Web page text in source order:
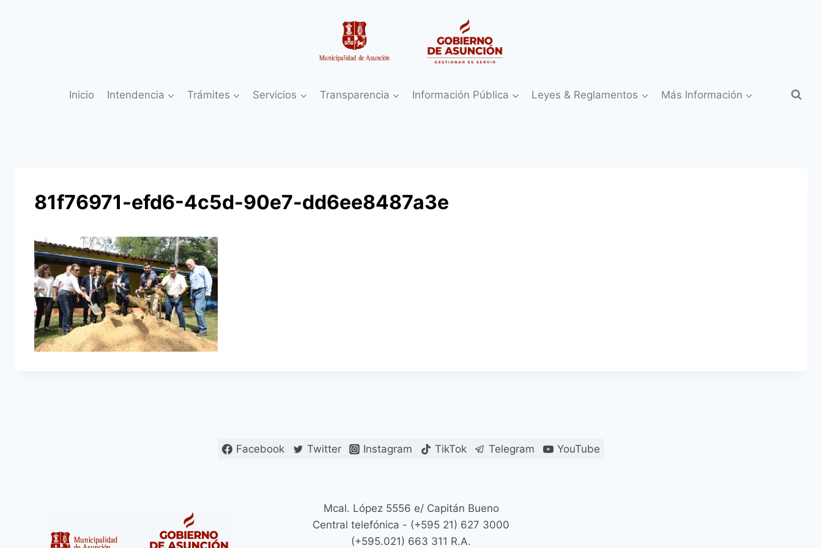
Inicio Intendencia Trámites Servicios Transparencia Información Pública Leyes & Reglamentos Más Información
81f76971-efd6-4c5d-90e7-dd6ee8487a3e
Facebook Twitter Instagram TikTok Telegram YouTube
Mcal. López 5556 e/ Capitán Bueno
Central telefónica - (+595 21) 627 3000
(+595.021) 663 311 R.A.